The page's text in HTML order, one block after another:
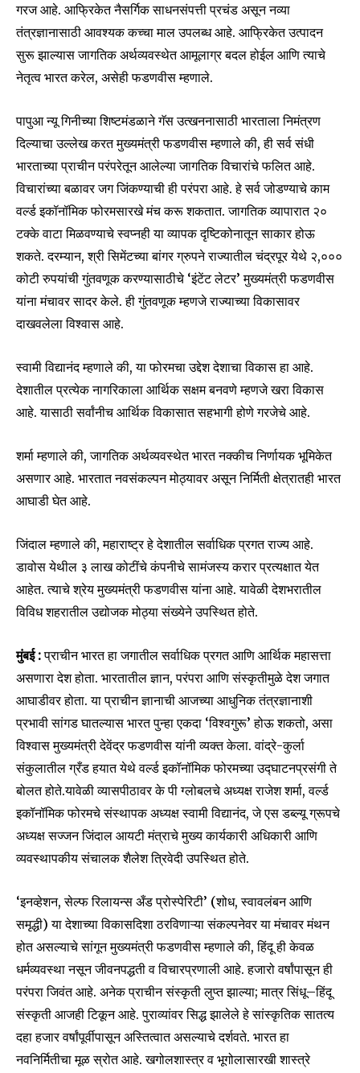
Join our community of
SUBSCRIBERS and be part of the
conversation.
To subscribe, simply enter your email address on our website
or click the subscribe button below. Don't worry, we respect
your privacy and won't spam your inbox. Your information is
I've read and accept the Privacy Policy.
6,300
Fans Followers Followers
गरज आहे. आफ्रिकेत नैसर्गिक साधनसंपत्ती प्रचंड असून नव्या
तंत्रज्ञानासाठी आवश्यक कच्चा माल उपलब्ध आहे. आफ्रिकेत उत्पादन
सुरू झाल्यास जागतिक अर्थव्यवस्थेत आमूलाग्र बदल होईल आणि त्याचे
नेतृत्व भारत करेल, असेही फडणवीस म्हणाले.
पापुआ न्यू गिनीच्या शिष्टमंडळाने गॅस उत्खननासाठी भारताला निमंत्रण
दिल्याचा उल्लेख करत मुख्यमंत्री फडणवीस म्हणाले की, ही सर्व संधी
भारताच्या प्राचीन परंपरेतून आलेल्या जागतिक विचारांचे फलित आहे.
विचारांच्या बळावर जग जिंकण्याची ही परंपरा आहे. हे सर्व जोडण्याचे काम
वर्ल्ड इकॉनॉमिक फोरमसारखे मंच करू शकतात. जागतिक व्यापारात २०
टक्के वाटा मिळवण्याचे स्वप्नही या व्यापक दृष्टिकोनातून साकार होऊ
शकते. दरम्यान, श्री सिमेंटच्या बांगर ग्रुपने राज्यातील चंद्रपूर येथे २,०००
कोटी रुपयांची गुंतवणूक करण्यासाठीचे ‘इंटेंट लेटर’ मुख्यमंत्री फडणवीस
यांना मंचावर सादर केले. ही गुंतवणूक म्हणजे राज्याच्या विकासावर
दाखवलेला विश्वास आहे.
स्वामी विद्यानंद म्हणाले की, या फोरमचा उद्देश देशाचा विकास हा आहे.
देशातील प्रत्येक नागरिकाला आर्थिक सक्षम बनवणे म्हणजे खरा विकास
आहे. यासाठी सर्वांनीच आर्थिक विकासात सहभागी होणे गरजेचे आहे.
शर्मा म्हणाले की, जागतिक अर्थव्यवस्थेत भारत नक्कीच निर्णायक भूमिकेत
असणार आहे. भारतात नवसंकल्पन मोठ्यावर असून निर्मिती क्षेत्रातही भारत
आघाडी घेत आहे.
जिंदाल म्हणाले की, महाराष्ट्र हे देशातील सर्वाधिक प्रगत राज्य आहे.
डावोस येथील ३ लाख कोटींचे कंपनीचे सामंजस्य करार प्रत्यक्षात येत
आहेत. त्याचे श्रेय मुख्यमंत्री फडणवीस यांना आहे. यावेळी देशभरातील
विविध शहरातील उद्योजक मोठ्या संख्येने उपस्थित होते.
मुंबई :प्राचीन भारत हा जगातील सर्वाधिक प्रगत आणि आर्थिक महासत्ता
असणारा देश होता. भारतातील ज्ञान, परंपरा आणि संस्कृतीमुळे देश जगात
आघाडीवर होता. या प्राचीन ज्ञानाची आजच्या आधुनिक तंत्रज्ञानाशी
प्रभावी सांगड घातल्यास भारत पुन्हा एकदा ‘विश्वगुरू’ होऊ शकतो, असा
विश्वास मुख्यमंत्री देवेंद्र फडणवीस यांनी व्यक्त केला. वांद्रे-कुर्ला
संकुलातील ग्रँड हयात येथे वर्ल्ड इकॉनॉमिक फोरमच्या उद्घाटनप्रसंगी ते
बोलत होते.यावेळी व्यासपीठावर के पी ग्लोबलचे अध्यक्ष राजेश शर्मा, वर्ल्ड
इकॉनॉमिक फोरमचे संस्थापक अध्यक्ष स्वामी विद्यानंद, जे एस डब्ल्यू ग्रूपचे
अध्यक्ष सज्जन जिंदाल आयटी मंत्राचे मुख्य कार्यकारी अधिकारी आणि
व्यवस्थापकीय संचालक शैलेश त्रिवेदी उपस्थित होते.
‘इनव्हेशन, सेल्फ रिलायन्स अँड प्रोस्पेरिटी’ (शोध, स्वावलंबन आणि
समृद्धी) या देशाच्या विकासदिशा ठरविणाऱ्या संकल्पनेवर या मंचावर मंथन
होत असल्याचे सांगून मुख्यमंत्री फडणवीस म्हणाले की, हिंदू ही केवळ
धर्मव्यवस्था नसून जीवनपद्धती व विचारप्रणाली आहे. हजारो वर्षांपासून ही
परंपरा जिवंत आहे. अनेक प्राचीन संस्कृती लुप्त झाल्या; मात्र सिंधू–हिंदू
संस्कृती आजही टिकून आहे. पुराव्यांवर सिद्ध झालेले हे सांस्कृतिक सातत्य
दहा हजार वर्षांपूर्वीपासून अस्तित्वात असल्याचे दर्शवते. भारत हा
नवनिर्मितीचा मूळ स्रोत आहे. खगोलशास्त्र व भूगोलासारखी शास्त्रे